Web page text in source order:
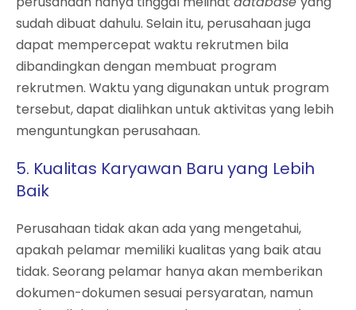
sudah dibuat dahulu. Selain itu, perusahaan juga
dapat mempercepat waktu rekrutmen bila
dibandingkan dengan membuat program
rekrutmen. Waktu yang digunakan untuk program
tersebut, dapat dialihkan untuk aktivitas yang lebih
menguntungkan perusahaan.
5. Kualitas Karyawan Baru yang Lebih
Baik
Perusahaan tidak akan ada yang mengetahui,
apakah pelamar memiliki kualitas yang baik atau
tidak. Seorang pelamar hanya akan memberikan
dokumen-dokumen sesuai persyaratan, namun